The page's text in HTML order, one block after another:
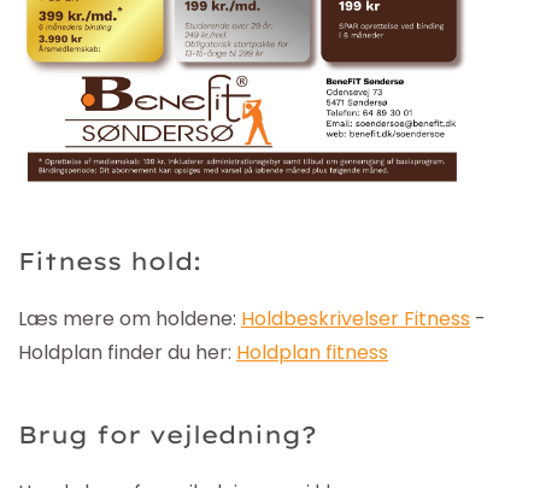
Fitness hold:
Læs mere om holdene: Holdbeskrivelser Fitness -
Holdplan finder du her: Holdplan fitness
Brug for vejledning?